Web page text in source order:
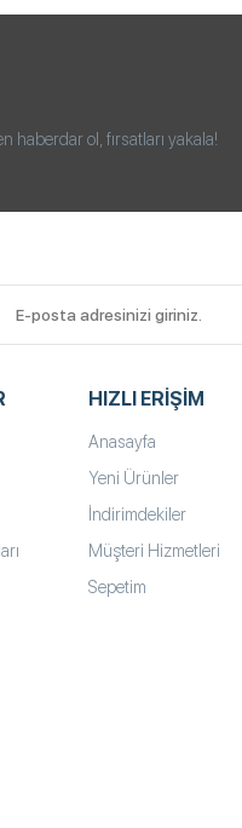
haberdar ol, fırsatları yakala!
HIZLI ERIŞIM
Anasayfa
Yeni Ürünler
İndirimdekiler
Müşteri Hizmetleri
Sepetim